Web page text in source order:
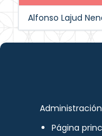
Alfonso Lajud
Página